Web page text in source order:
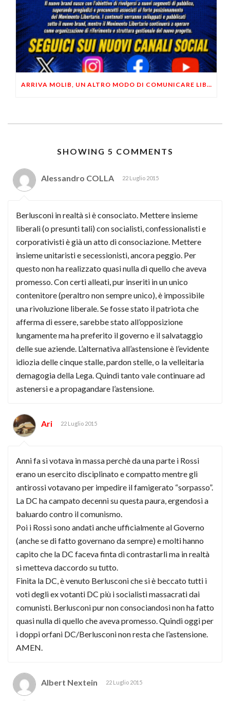
ARRIVA MOLIB, UN ALTRO MODO DI COMUNICARE LIBERTARIO
SHOWING 5 COMMENTS
Alessandro COLLA 22 Luglio 2015
Berlusconi in realtà si è consociato. Mettere insieme
liberali (o presunti tali) con socialisti, confessionalisti e
corporativisti è già un atto di consociazione. Mettere
insieme unitaristi e secessionisti, ancora peggio. Per
questo non ha realizzato quasi nulla di quello che aveva
promesso. Con certi alleati, pur inseriti in un unico
contenitore (peraltro non sempre unico), è impossibile
una rivoluzione liberale. Se fosse stato il patriota che
afferma di essere, sarebbe stato all’opposizione
lungamente ma ha preferito il governo e il salvataggio
delle sue aziende. L’alternativa all’astensione è l’evidente
idiozia delle cinque stalle, pardon stelle, o la velleitaria
demagogia della Lega. Quindi tanto vale continuare ad
astenersi e a propagandare l’astensione.
Ari 22 Luglio 2015
Anni fa si votava in massa perchè da una parte i Rossi
erano un esercito disciplinato e compatto mentre gli
antirossi votavano per impedire il famigerato “sorpasso”.
La DC ha campato decenni su questa paura, ergendosi a
baluardo contro il comunismo.
Poi i Rossi sono andati anche ufficialmente al Governo
(anche se di fatto governano da sempre) e molti hanno
capito che la DC faceva finta di contrastarli ma in realtà
si metteva daccordo su tutto.
Finita la DC, è venuto Berlusconi che si è beccato tutti i
voti degli ex votanti DC più i socialisti massacrati dai
comunisti. Berlusconi pur non consociandosi non ha fatto
quasi nulla di quello che aveva promesso. Quindi oggi per
i doppi orfani DC/Berlusconi non resta che l’astensione.
AMEN.
Albert Nextein 22 Luglio 2015